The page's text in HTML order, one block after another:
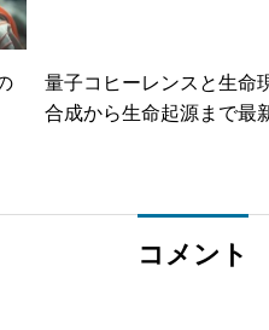
量子コヒーレンスと生命
合成から生命起源まで最
コメント